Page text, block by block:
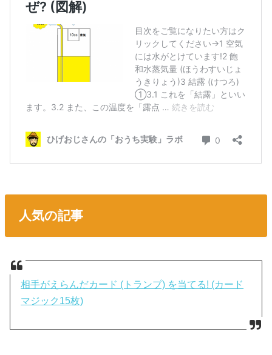
人気の記事
相手がえらんだカード (トランプ) を当てる! (カード
マジック15枚)